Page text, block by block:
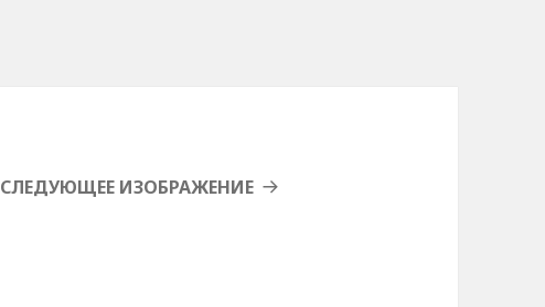
СЛЕДУЮЩЕЕ ИЗОБРАЖЕНИЕ